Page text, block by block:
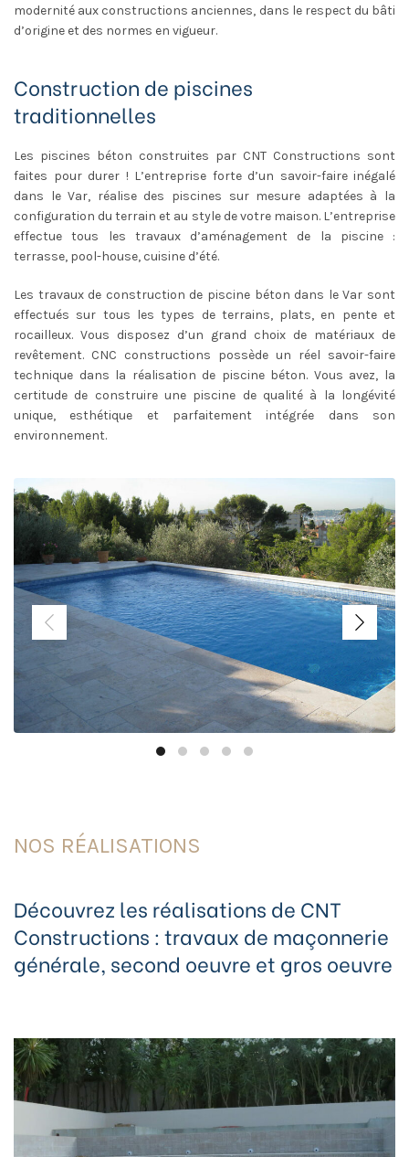
modernité aux constructions anciennes, dans le respect du bâti
d’origine et des normes en vigueur.
Construction de piscines
traditionnelles
Les piscines béton construites par CNT Constructions sont
faites pour durer ! L’entreprise forte d’un savoir-faire inégalé
dans le Var, réalise des piscines sur mesure adaptées à la
configuration du terrain et au style de votre maison. L’entreprise
effectue tous les travaux d’aménagement de la piscine :
terrasse, pool-house, cuisine d’été.
Les travaux de construction de piscine béton dans le Var sont
effectués sur tous les types de terrains, plats, en pente et
rocailleux. Vous disposez d’un grand choix de matériaux de
revêtement. CNC constructions possède un réel savoir-faire
technique dans la réalisation de piscine béton. Vous avez, la
certitude de construire une piscine de qualité à la longévité
unique, esthétique et parfaitement intégrée dans son
environnement.
NOS RÉALISATIONS
Découvrez les réalisations de CNT
Constructions : travaux de maçonnerie
générale, second oeuvre et gros oeuvre